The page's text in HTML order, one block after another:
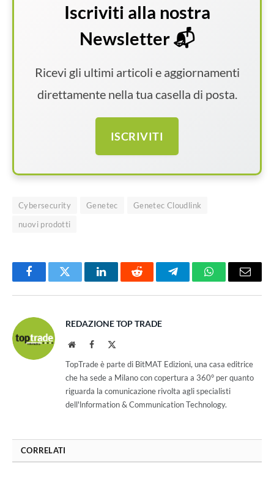
Iscriviti alla nostra
Newsletter 📬
Ricevi gli ultimi articoli e aggiornamenti
direttamente nella tua casella di posta.
ISCRIVITI
Cybersecurity Genetec
Genetec Cloudlink
nuovi prodotti
FacebookTwitter LinkedInReddit TelegramWhatsAppEmail
REDAZIONE TOP TRADE
WebsiteFacebook
TopTrade è parte di BitMAT Edizioni, una casa editrice
che ha sede a Milano con copertura a 360° per quanto
riguarda la comunicazione rivolta agli specialisti
dell'lnformation & Communication Technology.
CORRELATI